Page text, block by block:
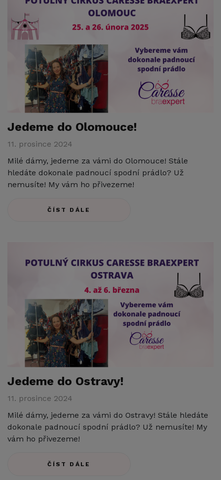
Jedeme do Olomouce!
11. prosince 2024
Milé dámy, jedeme za vámi do Olomouce! Stále
hledáte dokonale padnoucí spodní prádlo? Už
nemusíte! My vám ho přivezeme!
ČÍST DÁLE
Jedeme do Ostravy!
11. prosince 2024
Milé dámy, jedeme za vámi do Ostravy! Stále hledáte
dokonale padnoucí spodní prádlo? Už nemusíte! My
vám ho přivezeme!
ČÍST DÁLE